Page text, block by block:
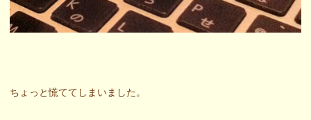
ちょっと慌ててしまいました。